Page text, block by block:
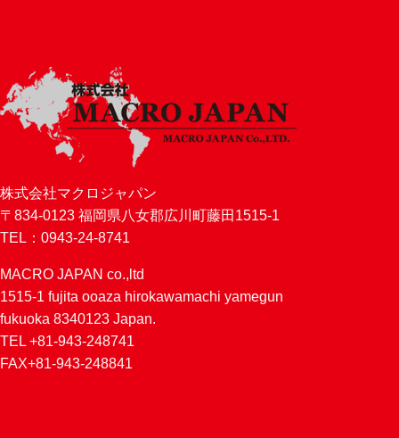
株式会社マクロジャパン
〒834-0123 福岡県八女郡広川町藤田1515-1
TEL：0943-24-8741
MACRO JAPAN co.,ltd
1515-1 fujita ooaza hirokawamachi yamegun
fukuoka 8340123 Japan.
TEL +81-943-248741
FAX+81-943-248841